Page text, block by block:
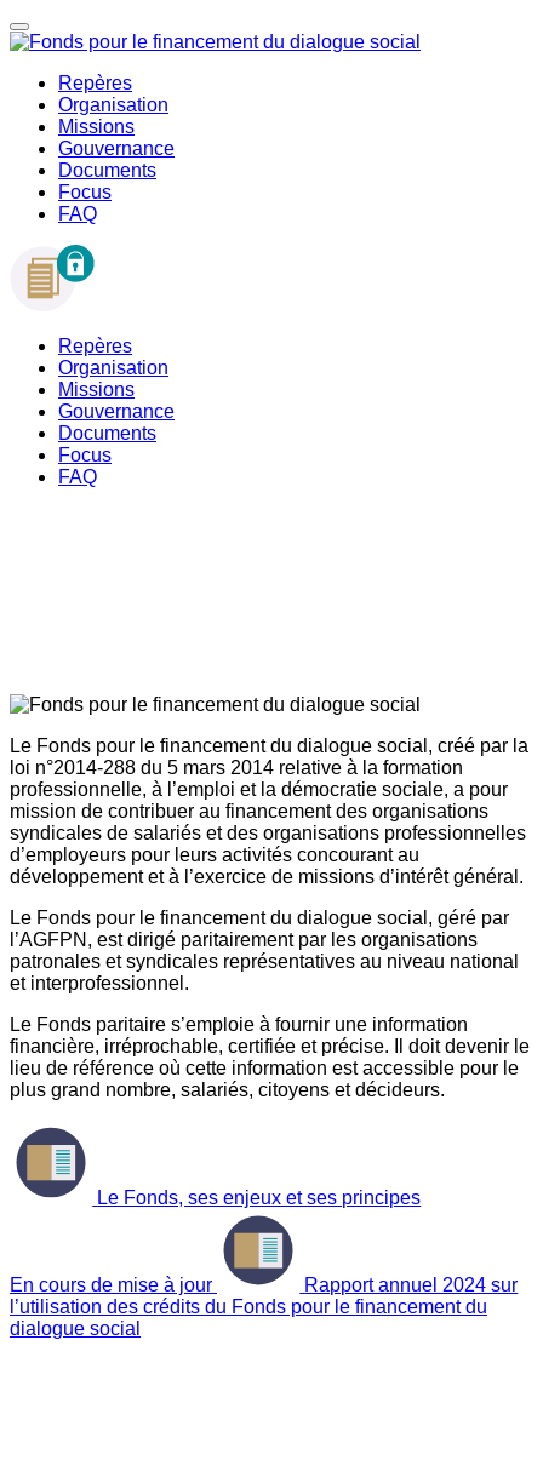
Repères
Organisation
Missions
Gouvernance
Documents
Focus
FAQ
Repères
Organisation
Missions
Gouvernance
Documents
Focus
FAQ
Le Fonds pour le financement du dialogue social, créé par la
loi n°2014-288 du 5 mars 2014 relative à la formation
professionnelle, à l’emploi et la démocratie sociale, a pour
mission de contribuer au financement des organisations
syndicales de salariés et des organisations professionnelles
d’employeurs pour leurs activités concourant au
développement et à l’exercice de missions d’intérêt général.
Le Fonds pour le financement du dialogue social, géré par
l’AGFPN, est dirigé paritairement par les organisations
patronales et syndicales représentatives au niveau national
et interprofessionnel.
Le Fonds paritaire s’emploie à fournir une information
financière, irréprochable, certifiée et précise. Il doit devenir le
lieu de référence où cette information est accessible pour le
plus grand nombre, salariés, citoyens et décideurs.
Le Fonds, ses enjeux et ses principes
En cours de mise à jour
Rapport annuel 2024 sur
l’utilisation des crédits du Fonds pour le financement du
dialogue social